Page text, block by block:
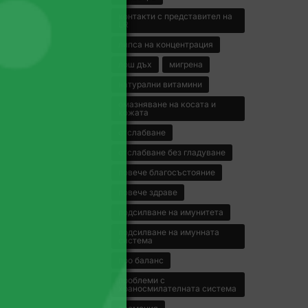
контакти с представител на
LR
липса на концентрация
лош дъх
мигрена
натурални витамини
омазняване на косата и
кожата
отслабване
отслабване без гладуване
повече благосъстояние
повече здраве
подсилване на имунитета
подсилване на имунната
система
про баланс
проблеми с
храносмилателната система